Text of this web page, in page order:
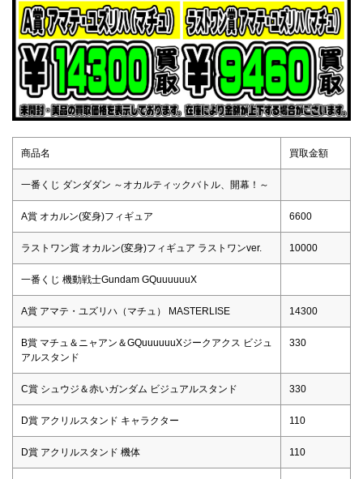
商品名 買取金額
一番くじ ダンダダン ～オカルティックバトル、開幕！～
A賞 オカルン(変身)フィギュア 6600
ラストワン賞 オカルン(変身)フィギュア ラストワンver. 10000
一番くじ 機動戦士Gundam GQuuuuuuX
A賞 アマテ・ユズリハ（マチュ） MASTERLISE 14300
B賞 マチュ＆ニャアン＆GQuuuuuuXジークアクス ビジュ
アルスタンド
330
C賞 シュウジ＆赤いガンダム ビジュアルスタンド 330
D賞 アクリルスタンド キャラクター 110
D賞 アクリルスタンド 機体 110